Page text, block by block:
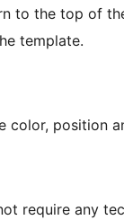
to the top of
template.
color, position
require any